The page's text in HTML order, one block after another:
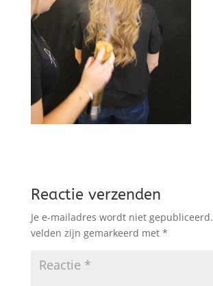
Reactie verzenden
Je e-mailadres wordt niet gepubliceerd.
velden zijn gemarkeerd met *